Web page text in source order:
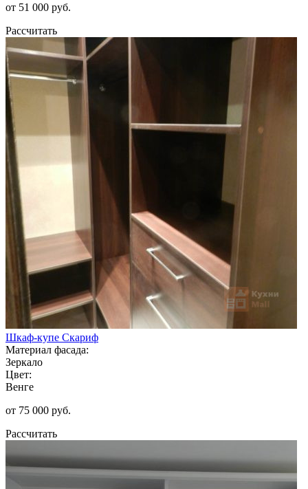
от 51 000 руб.
Рассчитать
Шкаф-купе Скариф
Материал фасада:
Зеркало
Цвет:
Венге
от 75 000 руб.
Рассчитать